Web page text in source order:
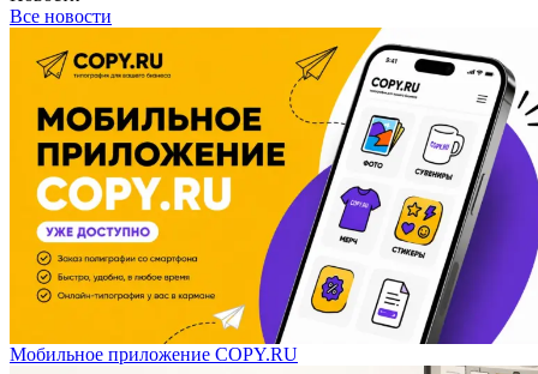
Все новости
Мобильное приложение COPY.RU